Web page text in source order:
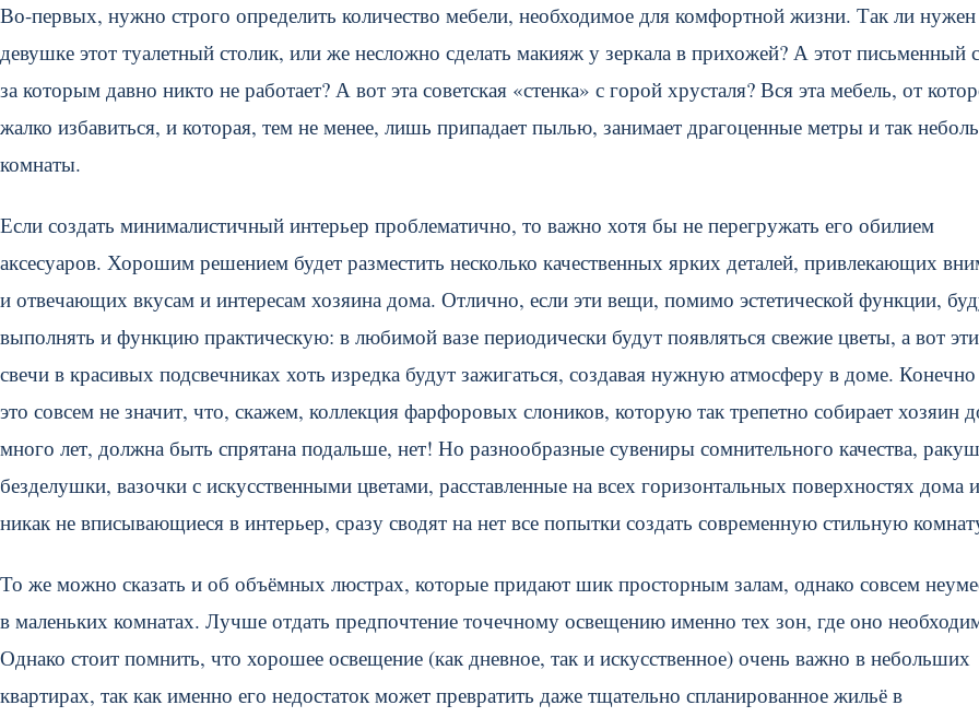
Во-первых, нужно строго определить количество мебели, необходимое для комфортной жизни. Так ли нужен
девушке этот туалетный столик, или же несложно сделать макияж у зеркала в прихожей? А этот письменный
за которым давно никто не работает? А вот эта советская «стенка» с горой хрусталя? Вся эта мебель, от
жалко избавиться, и которая, тем не менее, лишь припадает пылью, занимает драгоценные метры и так
комнаты.
Если создать минималистичный интерьер проблематично, то важно хотя бы не перегружать его обилием
аксесуаров. Хорошим решением будет разместить несколько качественных ярких деталей, привлекающих
и отвечающих вкусам и интересам хозяина дома. Отлично, если эти вещи, помимо эстетической функции,
выполнять и функцию практическую: в любимой вазе периодически будут появляться свежие цветы, а вот эти
свечи в красивых подсвечниках хоть изредка будут зажигаться, создавая нужную атмосферу в доме.
это совсем не значит, что, скажем, коллекция фарфоровых слоников, которую так трепетно собирает хозяин
много лет, должна быть спрятана подальше, нет! Но разнообразные сувениры сомнительного качества,
безделушки, вазочки с искусственными цветами, расставленные на всех горизонтальных поверхностях дома и
никак не вписывающиеся в интерьер, сразу сводят на нет все попытки создать современную стильную
То же можно сказать и об объёмных люстрах, которые придают шик просторным залам, однако совсем
в маленьких комнатах. Лучше отдать предпочтение точечному освещению именно тех зон, где оно
Однако стоит помнить, что хорошее освещение (как дневное, так и искусственное) очень важно в небольших
квартирах, так как именно его недостаток может превратить даже тщательно спланированное жильё в